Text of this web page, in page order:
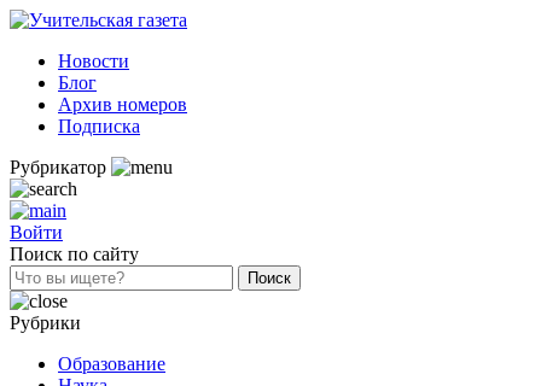
Новости
Блог
Архив номеров
Подписка
Рубрикатор
Войти
Поиск по сайту
Рубрики
Образование